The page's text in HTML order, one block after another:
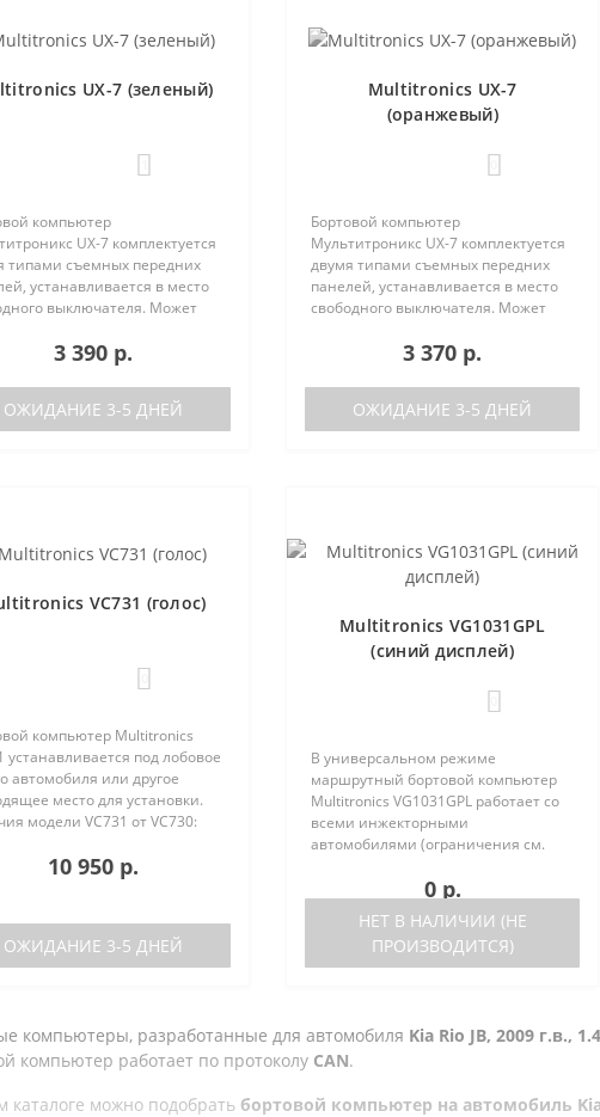
UX-7 (зеленый)
компьютер
UX-7 комплектуется
типами съемных передних
устанавливается в место
выключателя. Может
GrantaЛада
/ Калина-2Лада Приора /
2Лада 110Ла..
3 390 р.
ОЖИДАНИЕ 3-5 ДНЕЙ
Multitronics UX-7
(оранжевый)
Бортовой компьютер
Мультитроникс UX-7 комплектуется
двумя типами съемных передних
панелей, устанавливается в место
свободного выключателя. Может
автомобили:Lada GrantaЛада
Калина / Калина-2Лада Приора /
Приора-2Лада 110Ла..
3 370 р.
ОЖИДАНИЕ 3-5 ДНЕЙ
VC731 (голос)
компьютер Multitronics
устанавливается под лобовое
автомобиля или другое
место для установки.
модели VC731 от VC730:
VC730 без голоса)
10 950 р.
ОЖИДАНИЕ 3-5 ДНЕЙ
Multitronics VG1031GPL
(синий дисплей)
В универсальном режиме
маршрутный бортовой компьютер
Multitronics VG1031GPL работает со
всеми инжекторными
автомобилями (ограничения см.
компьютер поддерживает большое
иномарок. Отличия р..
0 р.
НЕТ В НАЛИЧИИ (НЕ
ПРОИЗВОДИТСЯ)
компьютеры, разработанные для автомобиля Kia Rio JB, 2009 г.в., 1.4
компьютер работает по протоколу CAN.
каталоге можно подобрать бортовой компьютер на автомобиль Kia